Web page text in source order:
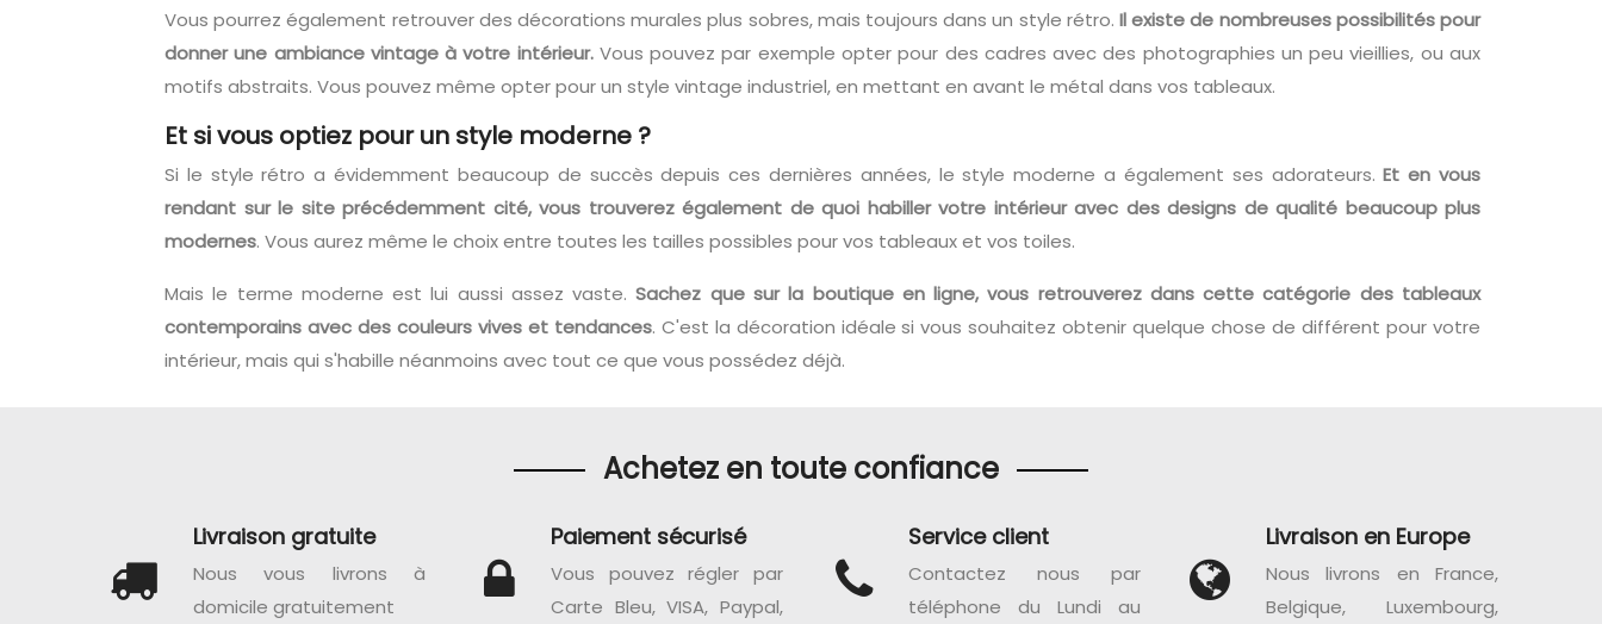
Vous pourrez également retrouver des décorations murales plus sobres, mais toujours dans un style rétro. Il existe de nombreuses possibilités pour
donner une ambiance vintage à votre intérieur.Vous pouvez par exemple opter pour des cadres avec des photographies un peu vieillies, ou aux
motifs abstraits. Vous pouvez même opter pour un style vintage industriel, en mettant en avant le métal dans vos tableaux.
Et si vous optiez pour un style moderne ?
Si le style rétro a évidemment beaucoup de succès depuis ces dernières années, le style moderne a également ses adorateurs.Et en vous
rendant sur le site précédemment cité, vous trouverez également de quoi habiller votre intérieur avec des designs de qualité beaucoup plus
modernes. Vous aurez même le choix entre toutes les tailles possibles pour vos tableaux et vos toiles.
Mais le terme moderne est lui aussi assez vaste.Sachez que sur la boutique en ligne, vous retrouverez dans cette catégorie des tableaux
contemporains avec des couleurs vives et tendances. C'est la décoration idéale si vous souhaitez obtenir quelque chose de différent pour votre
intérieur, mais qui s'habille néanmoins avec tout ce que vous possédez déjà.
Achetez en toute confiance
Livraison gratuite
Nous vous livrons à
domicile gratuitement
Paiement sécurisé
Vous pouvez régler par
Carte Bleu, VISA, Paypal,
Service client
Contactez nous par
téléphone du Lundi au
Livraison en Europe
Nous livrons en France,
Belgique, Luxembourg,